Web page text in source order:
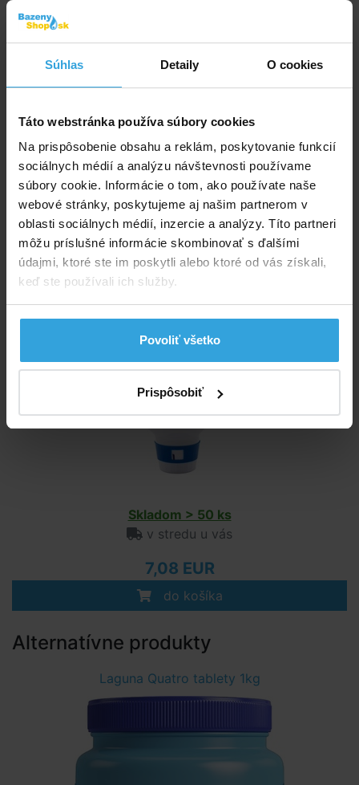
Súhlas Detaily O cookies
Táto webstránka používa súbory cookies
Na prispôsobenie obsahu a reklám, poskytovanie funkcií
sociálnych médií a analýzu návštevnosti používame
súbory cookie. Informácie o tom, ako používate naše
webové stránky, poskytujeme aj našim partnerom v
oblasti sociálnych médií, inzercie a analýzy. Títo partneri
môžu príslušné informácie skombinovať s ďalšími
údajmi, ktoré ste im poskytli alebo ktoré od vás získali,
keď ste používali ich služby.
Povoliť všetko
Prispôsobiť
Skladom > 20 ks
v stredu u vás
5,00 EUR
do košíka
Plavák na chlórové tablety - veľký
Skladom > 50 ks
v stredu u vás
7,08 EUR
do košíka
Alternatívne produkty
Laguna Quatro tablety 1kg